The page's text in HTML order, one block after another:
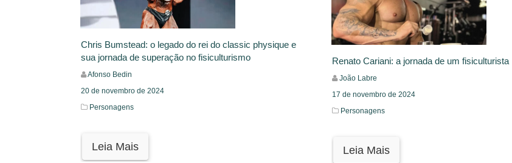
Chris Bumstead: o legado do rei do classic physique e
sua jornada de superação no fisiculturismo
Afonso Bedin
20 de novembro de 2024
Personagens
Leia Mais
Renato Cariani: a jornada de um fisiculturista
João Labre
17 de novembro de 2024
Personagens
Leia Mais